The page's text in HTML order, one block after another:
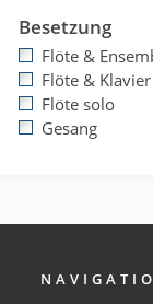
Besetzung
Flöte &
Flöte & Klavier
Flöte solo
Gesang